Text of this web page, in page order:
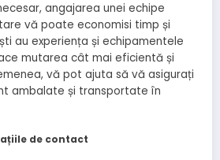
angajarea unei echipe
vă poate economisi timp și
au experiența și echipamentele
mutarea cât mai eficientă și
vă pot ajuta să vă asigurați
ambalate și transportate în
de contact